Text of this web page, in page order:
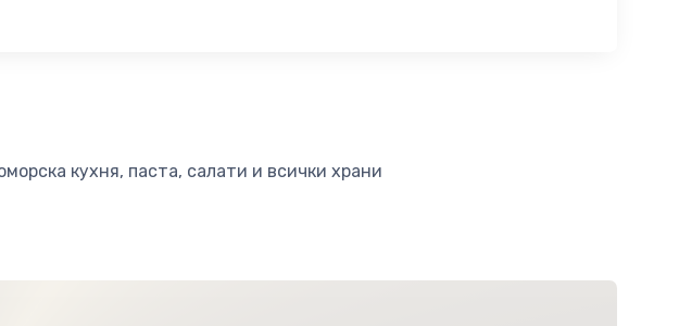
кухня, паста, салати и всички храни